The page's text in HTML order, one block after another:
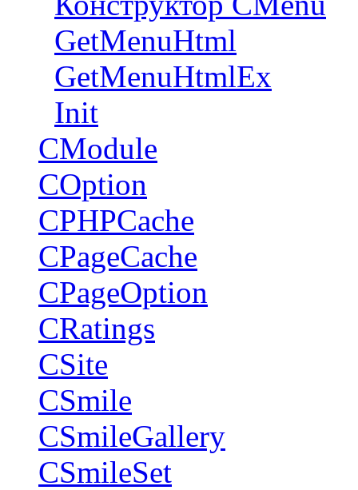
GetMenuHtml
GetMenuHtmlEx
Init
CModule
COption
CPHPCache
CPageCache
CPageOption
CRatings
CSite
CSmile
CSmileGallery
CSmileSet